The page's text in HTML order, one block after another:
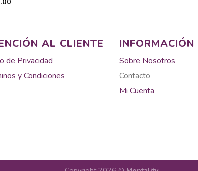
AL CLIENTE
de Privacidad
y Condiciones
INFORMACIÓN
Sobre Nosotros
Contacto
Mi Cuenta